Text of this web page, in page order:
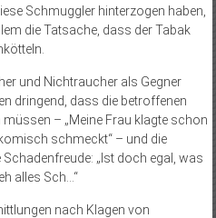
Schmuggler hinterzogen haben,
die Tatsache, dass der Tabak
und Nichtraucher als Gegner
dringend, dass die betroffenen
– „Meine Frau klagte schon
schmeckt“ – und die
„Ist doch egal, was
alles Sch…“
nach Klagen von